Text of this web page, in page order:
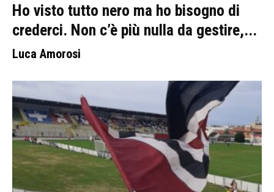
Ho visto tutto nero ma ho bisogno di
crederci. Non c’è più nulla da gestire,...
Luca Amorosi